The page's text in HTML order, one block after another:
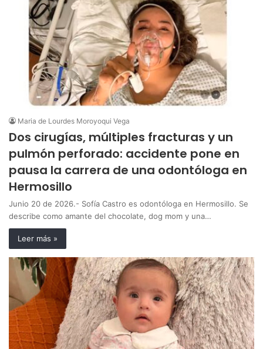
Maria de Lourdes Moroyoqui Vega
Dos cirugías, múltiples fracturas y un
pulmón perforado: accidente pone en
pausa la carrera de una odontóloga en
Hermosillo
Junio 20 de 2026.- Sofía Castro es odontóloga en Hermosillo. Se
describe como amante del chocolate, dog mom y una…
Leer más »